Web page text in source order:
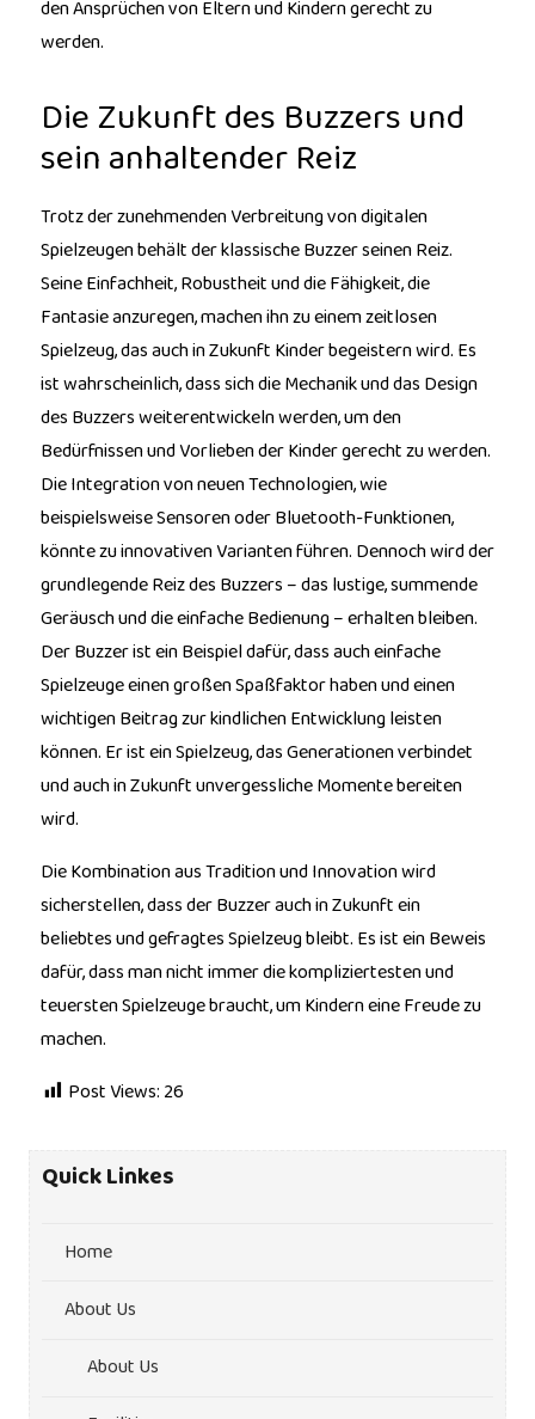
den Ansprüchen von Eltern und Kindern gerecht zu
werden.
Die Zukunft des Buzzers und
sein anhaltender Reiz
Trotz der zunehmenden Verbreitung von digitalen
Spielzeugen behält der klassische Buzzer seinen Reiz.
Seine Einfachheit, Robustheit und die Fähigkeit, die
Fantasie anzuregen, machen ihn zu einem zeitlosen
Spielzeug, das auch in Zukunft Kinder begeistern wird. Es
ist wahrscheinlich, dass sich die Mechanik und das Design
des Buzzers weiterentwickeln werden, um den
Bedürfnissen und Vorlieben der Kinder gerecht zu werden.
Die Integration von neuen Technologien, wie
beispielsweise Sensoren oder Bluetooth-Funktionen,
könnte zu innovativen Varianten führen. Dennoch wird der
grundlegende Reiz des Buzzers – das lustige, summende
Geräusch und die einfache Bedienung – erhalten bleiben.
Der Buzzer ist ein Beispiel dafür, dass auch einfache
Spielzeuge einen großen Spaßfaktor haben und einen
wichtigen Beitrag zur kindlichen Entwicklung leisten
können. Er ist ein Spielzeug, das Generationen verbindet
und auch in Zukunft unvergessliche Momente bereiten
wird.
Die Kombination aus Tradition und Innovation wird
sicherstellen, dass der Buzzer auch in Zukunft ein
beliebtes und gefragtes Spielzeug bleibt. Es ist ein Beweis
dafür, dass man nicht immer die kompliziertesten und
teuersten Spielzeuge braucht, um Kindern eine Freude zu
machen.
Post Views: 26
Quick Linkes
Home
About Us
About Us